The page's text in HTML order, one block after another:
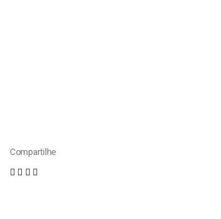
Compartilhe